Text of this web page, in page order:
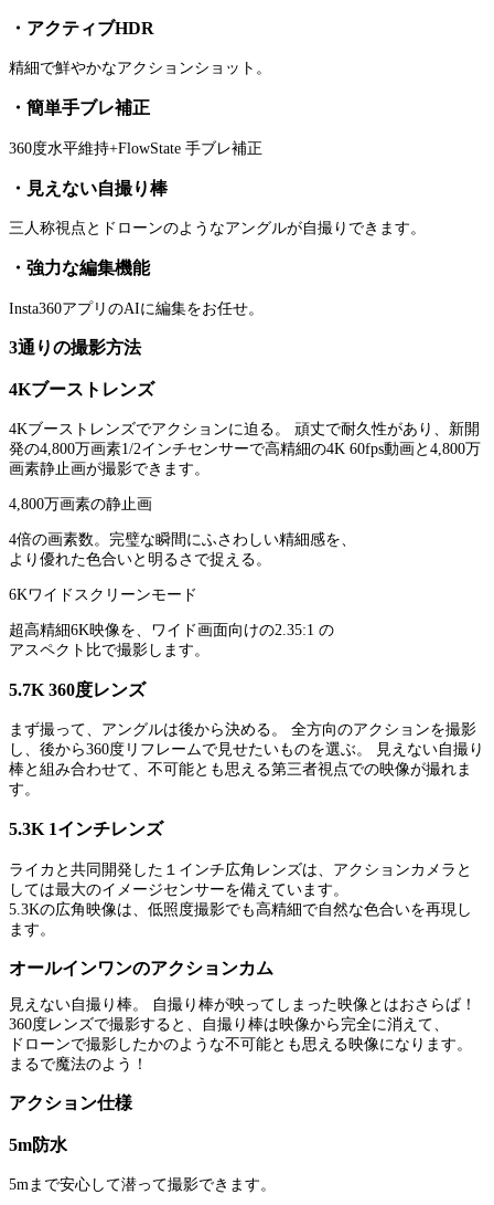
・アクティブHDR
精細で鮮やかなアクションショット。
・簡単手ブレ補正
360度水平維持+FlowState 手ブレ補正
・見えない自撮り棒
三人称視点とドローンのようなアングルが自撮りできます。
・強力な編集機能
Insta360アプリのAIに編集をお任せ。
3通りの撮影方法
4Kブーストレンズ
4Kブーストレンズでアクションに迫る。 頑丈で耐久性があり、新開
発の4,800万画素1/2インチセンサーで高精細の4K 60fps動画と4,800万
画素静止画が撮影できます。
4,800万画素の静止画
4倍の画素数。完璧な瞬間にふさわしい精細感を、
より優れた色合いと明るさで捉える。
6Kワイドスクリーンモード
超高精細6K映像を、ワイド画面向けの2.35:1 の
アスペクト比で撮影します。
5.7K 360度レンズ
まず撮って、アングルは後から決める。 全方向のアクションを撮影
し、後から360度リフレームで見せたいものを選ぶ。 見えない自撮り
棒と組み合わせて、不可能とも思える第三者視点での映像が撮れま
す。
5.3K 1インチレンズ
ライカと共同開発した１インチ広角レンズは、アクションカメラと
しては最大のイメージセンサーを備えています。
5.3Kの広角映像は、低照度撮影でも高精細で自然な色合いを再現し
ます。
オールインワンのアクションカム
見えない自撮り棒。 自撮り棒が映ってしまった映像とはおさらば！
360度レンズで撮影すると、自撮り棒は映像から完全に消えて、
ドローンで撮影したかのような不可能とも思える映像になります。
まるで魔法のよう！
アクション仕様
5m防水
5mまで安心して潜って撮影できます。